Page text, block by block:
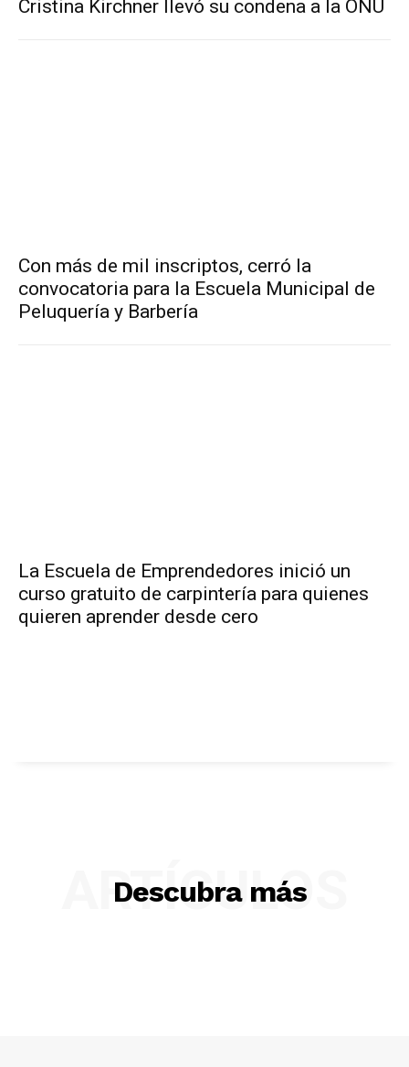
Cristina Kirchner llevó su condena a la ONU
Con más de mil inscriptos, cerró la
convocatoria para la Escuela Municipal de
Peluquería y Barbería
La Escuela de Emprendedores inició un
curso gratuito de carpintería para quienes
quieren aprender desde cero
Descubra más
ARTÍCULOS